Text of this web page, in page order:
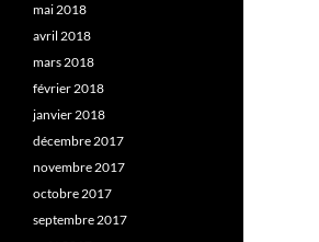
mai 2018
avril 2018
mars 2018
février 2018
janvier 2018
décembre 2017
novembre 2017
octobre 2017
septembre 2017